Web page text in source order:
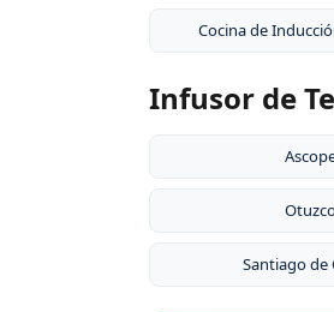
Cocina de
Infusor de
Santiago de